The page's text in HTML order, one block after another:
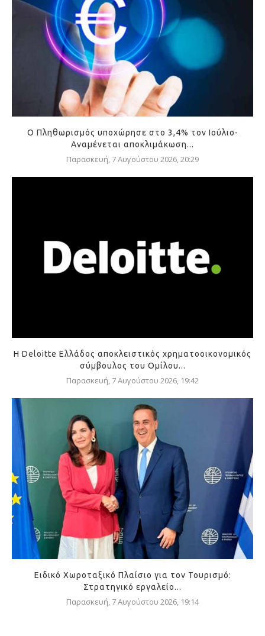
Ο Πληθωρισμός υποχώρησε στο 3,4% τον Ιούλιο-
Αναμένεται αποκλιμάκωση...
Παρασκευή, 7 Αυγούστου 2026, 20:29
Η Deloitte Ελλάδος αποκλειστικός χρηματοοικονομικός
σύμβουλος του Ομίλου...
Παρασκευή, 7 Αυγούστου 2026, 19:42
Ειδικό Χωροταξικό Πλαίσιο για τον Τουρισμό:
Στρατηγικό εργαλείο...
Παρασκευή, 7 Αυγούστου 2026, 19:14